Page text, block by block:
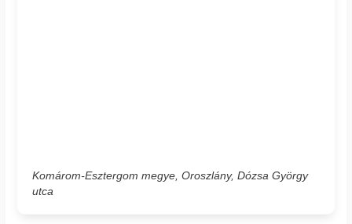
Komárom-Esztergom megye, Oroszlány, Dózsa György
utca